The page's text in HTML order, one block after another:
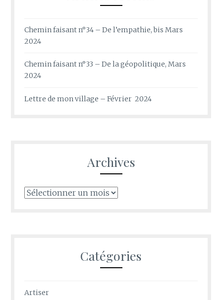
Chemin faisant n°34 – De l’empathie, bis Mars
2024
Chemin faisant n°33 – De la géopolitique, Mars
2024
Lettre de mon village – Février 2024
Archives
Archives
Catégories
Artiser